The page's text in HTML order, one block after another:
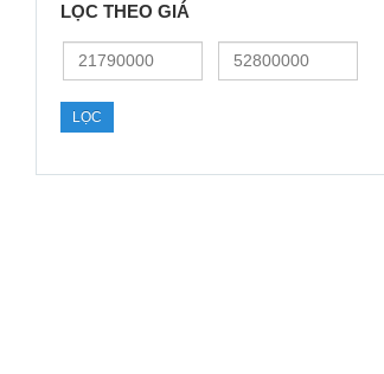
LỌC THEO GIÁ
thấp
nhất
cao
LỌC